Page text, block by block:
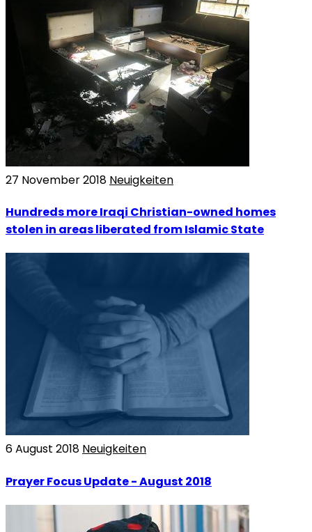
27 November 2018 Neuigkeiten
Hundreds more Iraqi Christian-owned homes
stolen in areas liberated from Islamic State
6 August 2018 Neuigkeiten
Prayer Focus Update - August 2018